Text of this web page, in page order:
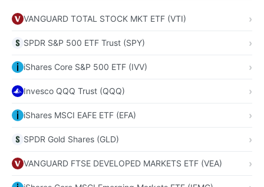
VANGUARD TOTAL STOCK MKT ETF (VTI)
SPDR S&P 500 ETF Trust (SPY)
iShares Core S&P 500 ETF (IVV)
Invesco QQQ Trust (QQQ)
iShares MSCI EAFE ETF (EFA)
SPDR Gold Shares (GLD)
VANGUARD FTSE DEVELOPED MARKETS ETF (VEA)